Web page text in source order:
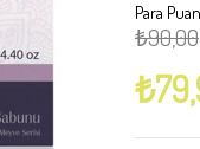
Para Puan
₺90,00